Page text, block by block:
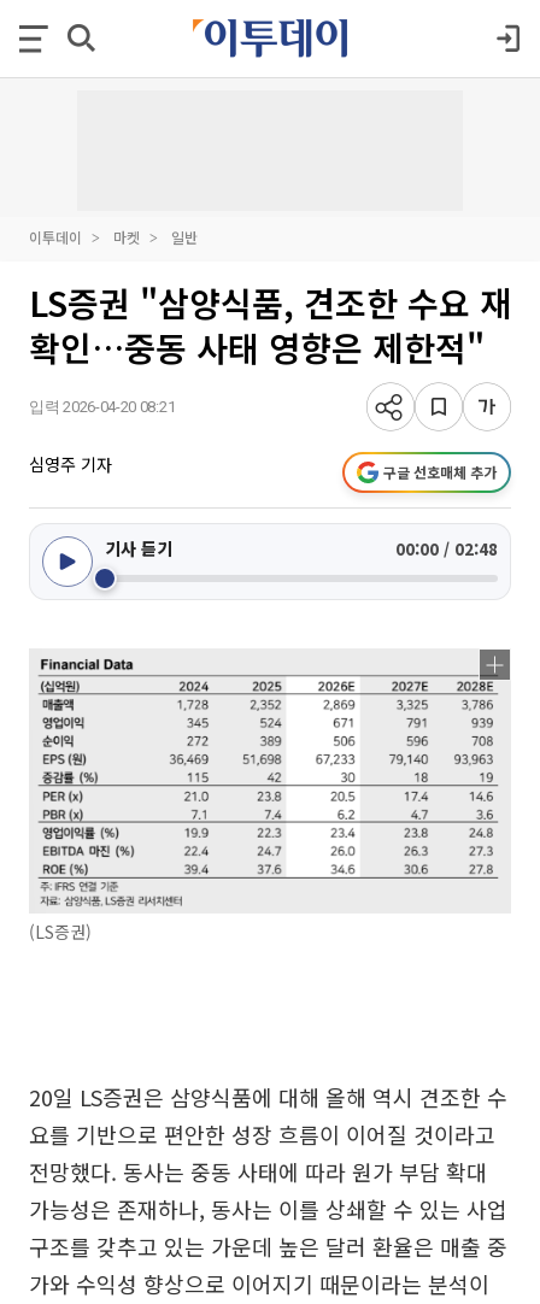
이투데이 마켓 일반
LS증권 "삼양식품, 견조한 수요 재
확인…중동 사태 영향은 제한적"
입력 2026-04-20 08:21
심영주 기자 구글 선호매체 추가
기사 듣기 00:00 / 02:48
(LS증권)
20일 LS증권은 삼양식품에 대해 올해 역시 견조한 수
요를 기반으로 편안한 성장 흐름이 이어질 것이라고
전망했다. 동사는 중동 사태에 따라 원가 부담 확대
가능성은 존재하나, 동사는 이를 상쇄할 수 있는 사업
구조를 갖추고 있는 가운데 높은 달러 환율은 매출 중
가와 수익성 향상으로 이어지기 때문이라는 분석이